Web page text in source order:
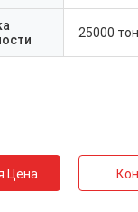
25000
Цена